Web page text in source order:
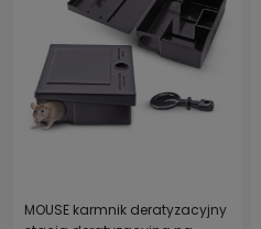
MOUSE karmnik deratyzacyjny